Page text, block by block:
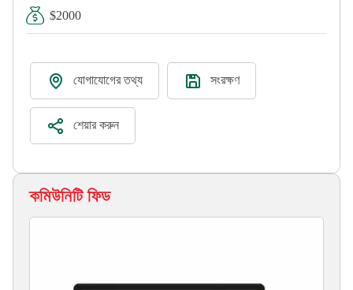
$2000
যোগাযোগের তথ্য সংরক্ষণ
শেয়ার করুন
কমিউনিটি ফিড